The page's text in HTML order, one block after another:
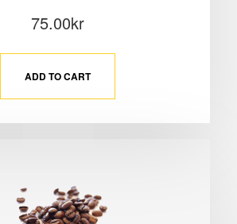
75.00kr
ADD TO CART